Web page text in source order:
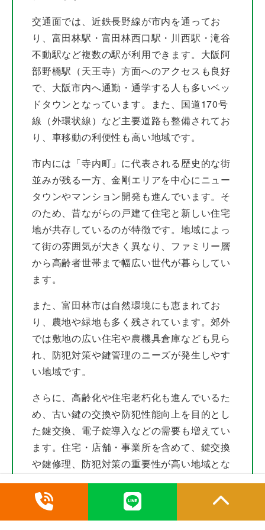
交通面では、近鉄長野線が市内を通ってお
り、富田林駅・富田林西口駅・川西駅・滝谷
不動駅など複数の駅が利用できます。大阪阿
部野橋駅（天王寺）方面へのアクセスも良好
で、大阪市内へ通勤・通学する人も多いベッ
ドタウンとなっています。また、国道170号
線（外環状線）など主要道路も整備されてお
り、車移動の利便性も高い地域です。
市内には「寺内町」に代表される歴史的な街
並みが残る一方、金剛エリアを中心にニュー
タウンやマンション開発も進んでいます。そ
のため、昔ながらの戸建て住宅と新しい住宅
地が共存しているのが特徴です。地域によっ
て街の雰囲気が大きく異なり、ファミリー層
から高齢者世帯まで幅広い世代が暮らしてい
ます。
また、富田林市は自然環境にも恵まれてお
り、農地や緑地も多く残されています。郊外
では敷地の広い住宅や農機具倉庫なども見ら
れ、防犯対策や鍵管理のニーズが発生しやす
い地域です。
さらに、高齢化や住宅老朽化も進んでいるた
め、古い鍵の交換や防犯性能向上を目的とし
た鍵交換、電子錠導入などの需要も増えてい
ます。住宅・店舗・事業所を含めて、鍵交換
や鍵修理、防犯対策の重要性が高い地域とな
っています。